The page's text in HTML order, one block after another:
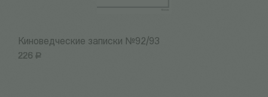
Киноведческие записки №92/93
226 Р